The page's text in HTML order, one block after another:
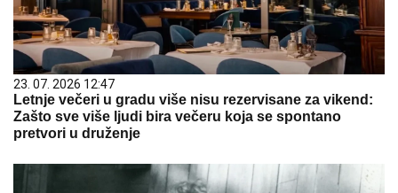
23. 07. 2026 12:47
Letnje večeri u gradu više nisu rezervisane za vikend:
Zašto sve više ljudi bira večeru koja se spontano
pretvori u druženje